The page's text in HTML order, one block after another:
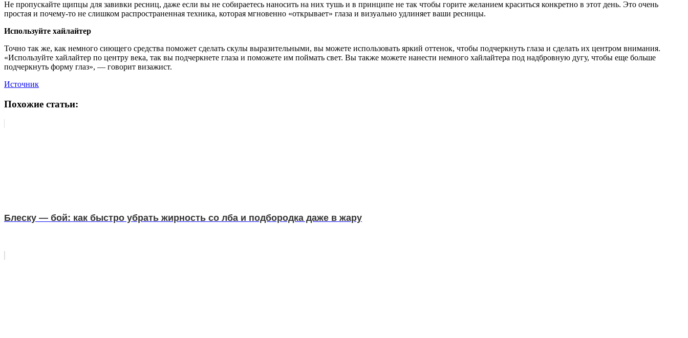
Не пропускайте щипцы для завивки ресниц, даже если вы не собираетесь наносить на них тушь и в принципе не так чтобы горите желанием краситься конкретно в этот день. Это очень
простая и почему-то не слишком распространенная техника, которая мгновенно «открывает» глаза и визуально удлиняет ваши ресницы.
Используйте хайлайтер
Точно так же, как немного сиющего средства поможет сделать скулы выразительными, вы можете использовать яркий оттенок, чтобы подчеркнуть глаза и сделать их центром внимания.
«Используйте хайлайтер по центру века, так вы подчеркнете глаза и поможете им поймать свет. Вы также можете нанести немного хайлайтера под надбровную дугу, чтобы еще больше
подчеркнуть форму глаз», — говорит визажист.
Источник
Похожие статьи:
Блеску — бой: как быстро убрать жирность со лба и подбородка даже в жару